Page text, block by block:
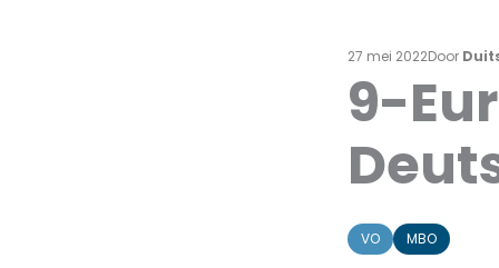
27 mei 2022Door
VO MBO
9-